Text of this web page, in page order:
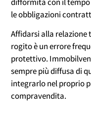
le obbligazioni
Affidarsi alla relazione
rogito è un errore
protettivo.
sempre più diffusa di
integrarlo nel proprio
compravendita.